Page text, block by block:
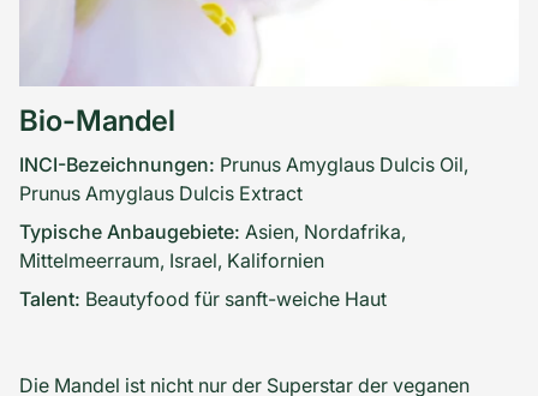
Ohne Mineralöl
Dermatologisch und augenärztlich getestet
Für Kontaktlinsenträger geeignet
Zertifizierte Naturkosmetik - NATRUE
Made in Germany
Bio-Mandel
INCI-Bezeichnungen: Prunus Amyglaus Dulcis Oil,
Prunus Amyglaus Dulcis Extract
Typische Anbaugebiete: Asien, Nordafrika,
Mittelmeerraum, Israel, Kalifornien
Talent: Beautyfood für sanft-weiche Haut
Die Mandel ist nicht nur der Superstar der veganen